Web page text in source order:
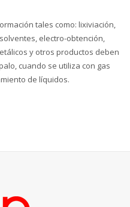
tales como: lixiviación,
electro-obtención,
y otros productos deben
cuando se utiliza con gas
de líquidos.